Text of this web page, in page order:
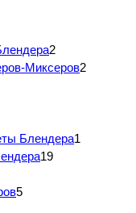
2
Миксеров2
Блендера1
19
5